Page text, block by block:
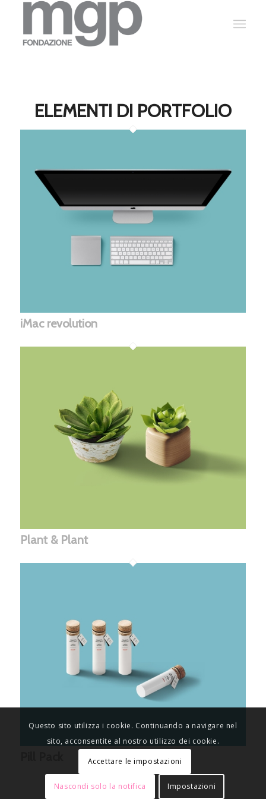
ELEMENTI DI PORTFOLIO
iMac revolution
Plant & Plant
Questo sito utilizza i cookie. Continuando a navigare nel
sito, acconsentite al nostro utilizzo dei cookie.
Accettare le impostazioni
Nascondi solo la notifica Impostazioni